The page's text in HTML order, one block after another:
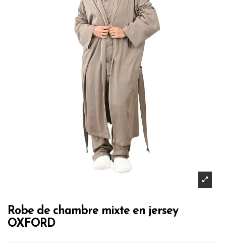
Robe de chambre mixte en jersey
OXFORD